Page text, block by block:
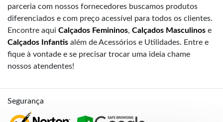
parceria com nossos fornecedores buscamos produtos
diferenciados e com preço acessível para todos os clientes.
Encontre aqui Calçados Femininos, Calçados Masculinos e
Calçados Infantis além de Acessórios e Utilidades. Entre e
fique à vontade e se precisar trocar uma ideia chame
nossos atendentes!
Segurança